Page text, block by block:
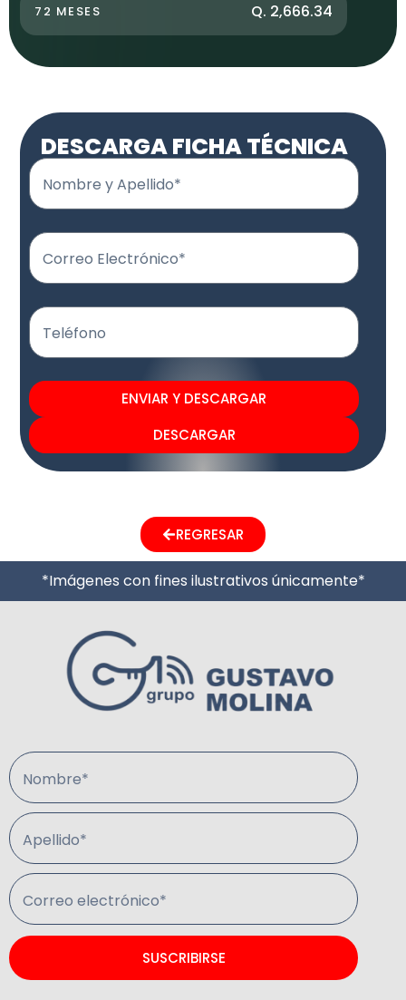
72 MESES Q. 2,666.34
DESCARGA FICHA TÉCNICA
Nombre y Apellido*
Correo Electrónico*
Teléfono
ENVIAR Y DESCARGAR
DESCARGAR
REGRESAR
*Imágenes con fines ilustrativos únicamente*
Nombre*
Apellido*
Correo electrónico*
SUSCRIBIRSE